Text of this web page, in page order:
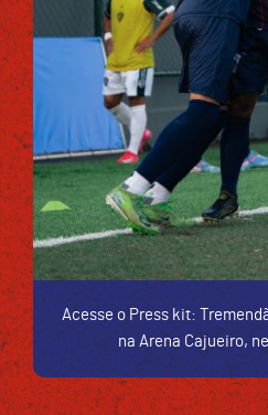
Acesse o Press kit:
na Arena Cajueiro,